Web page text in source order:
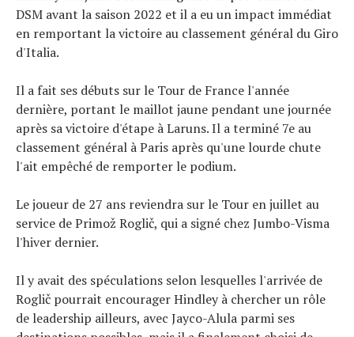
DSM avant la saison 2022 et il a eu un impact immédiat
en remportant la victoire au classement général du Giro
d'Italia.
Il a fait ses débuts sur le Tour de France l'année
dernière, portant le maillot jaune pendant une journée
après sa victoire d'étape à Laruns. Il a terminé 7e au
classement général à Paris après qu'une lourde chute
l'ait empêché de remporter le podium.
Le joueur de 27 ans reviendra sur le Tour en juillet au
service de Primož Roglič, qui a signé chez Jumbo-Visma
l'hiver dernier.
Il y avait des spéculations selon lesquelles l'arrivée de
Roglič pourrait encourager Hindley à chercher un rôle
de leadership ailleurs, avec Jayco-Alula parmi ses